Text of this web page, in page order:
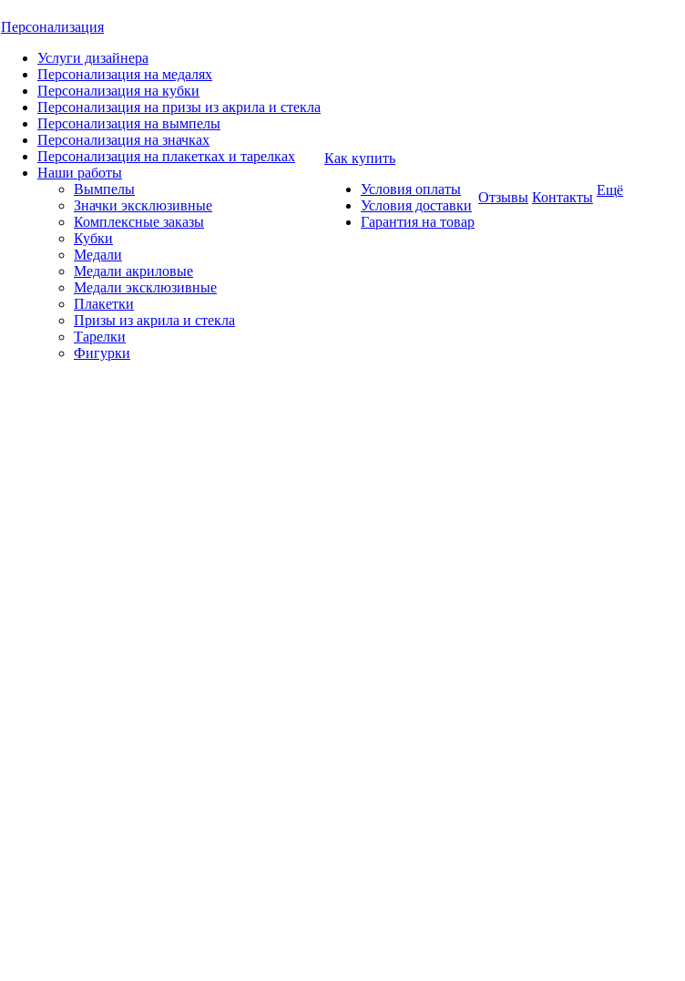
Персонализация
Услуги дизайнера
Персонализация на медалях
Персонализация на кубки
Персонализация на призы из акрила и стекла
Персонализация на вымпелы
Персонализация на значках
Персонализация на плакетках и тарелках
Наши работы
Вымпелы
Значки эксклюзивные
Комплексные заказы
Кубки
Медали
Медали акриловые
Медали эксклюзивные
Плакетки
Призы из акрила и стекла
Тарелки
Фигурки
Как купить
Условия оплаты
Условия доставки
Гарантия на товар
Отзывы Контакты Ещё